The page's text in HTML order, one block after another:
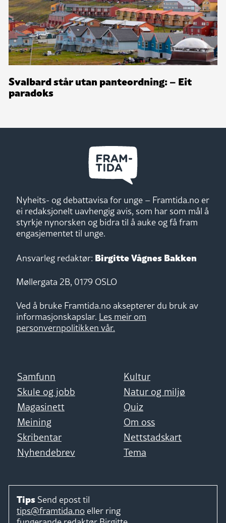
Svalbard står utan panteordning: – Eit
paradoks
Nyheits- og debattavisa for unge – Framtida.no er
ei redaksjonelt uavhengig avis, som har som mål å
styrkje nynorsken og bidra til å auke og få fram
engasjementet til unge.
Ansvarleg redaktør: Birgitte Vågnes Bakken
Møllergata 2B, 0179 OSLO
Ved å bruke Framtida.no aksepterer du bruk av
informasjonskapslar. Les meir om
personvernpolitikken vår.
Samfunn
Kultur
Skule og jobb
Natur og miljø
Magasinett
Quiz
Meining
Om oss
Skribentar
Nettstadskart
Nyhendebrev
Tema
Tips Send epost til
tips@framtida.no eller ring